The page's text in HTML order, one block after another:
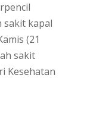
sakit kapal
(21
sakit
Kesehatan